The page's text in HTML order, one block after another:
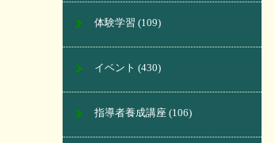
体験学習 (109)
イベント (430)
指導者養成講座 (106)